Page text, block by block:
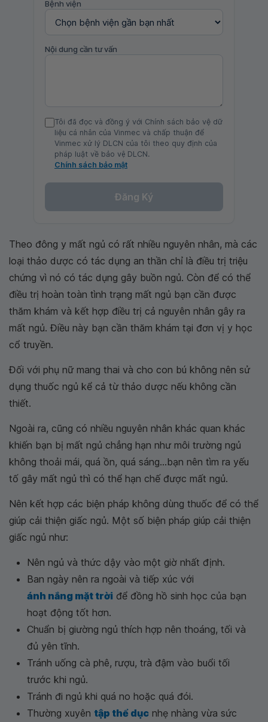
Bệnh viện
Nội dung cần tư vấn
Tôi đã đọc và đồng ý với Chính sách bảo vệ dữ
liệu cá nhân của Vinmec và chấp thuận để
Vinmec xử lý DLCN của tôi theo quy định của
pháp luật về bảo vệ DLCN.
Chính sách bảo mật
Đăng Ký
Theo đông y mất ngủ có rất nhiều nguyên nhân, mà các
loại thảo dược có tác dụng an thần chỉ là điều trị triệu
chứng vì nó có tác dụng gây buồn ngủ. Còn để có thể
điều trị hoàn toàn tình trạng mất ngủ bạn cần được
thăm khám và kết hợp điều trị cả nguyên nhân gây ra
mất ngủ. Điều này bạn cần thăm khám tại đơn vị y học
cổ truyền.
Đối với phụ nữ mang thai và cho con bú không nên sử
dụng thuốc ngủ kể cả từ thảo dược nếu không cần
thiết.
Ngoài ra, cũng có nhiều nguyên nhân khác quan khác
khiến bạn bị mất ngủ chẳng hạn như môi trường ngủ
không thoải mái, quá ồn, quá sáng...bạn nên tìm ra yếu
tố gây mất ngủ thì có thể hạn chế được mất ngủ.
Nên kết hợp các biện pháp không dùng thuốc để có thể
giúp cải thiện giấc ngủ. Một số biện pháp giúp cải thiện
giấc ngủ như:
Nên ngủ và thức dậy vào một giờ nhất định.
Ban ngày nên ra ngoài và tiếp xúc với
ánh nắng mặt trời để đồng hồ sinh học của bạn
hoạt động tốt hơn.
Chuẩn bị giường ngủ thích hợp nên thoáng, tối và
đủ yên tĩnh.
Tránh uống cà phê, rượu, trà đậm vào buổi tối
trước khi ngủ.
Tránh đi ngủ khi quá no hoặc quá đói.
Thường xuyên tập thể dục nhẹ nhàng vừa sức